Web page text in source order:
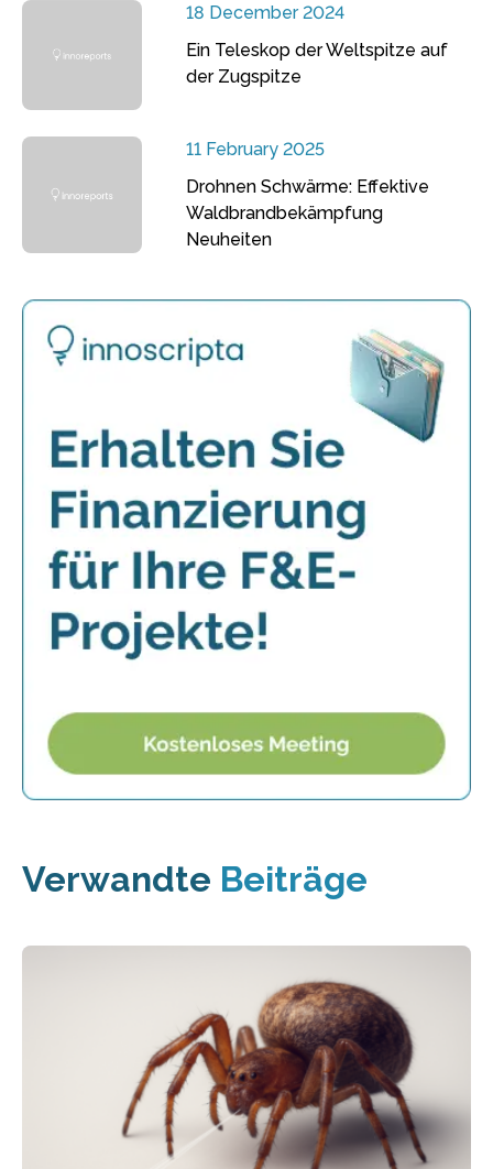
18 December 2024
Ein Teleskop der Weltspitze auf
der Zugspitze
11 February 2025
Drohnen Schwärme: Effektive
Waldbrandbekämpfung
Neuheiten
Verwandte Beiträge